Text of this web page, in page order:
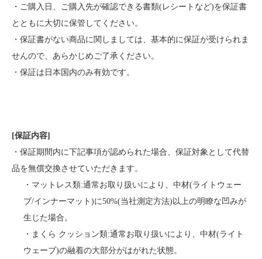
・ご購入日、ご購入先が確認できる書類(レシートなど)を保証書
とともに大切に保管してください。
・保証書がない商品に関しましては、基本的に保証が受けられま
せんので、あらかじめご了承ください。
・保証は日本国内のみ有効です。
[保証内容]
・保証期間内に下記事項が認められた場合、保証対象として代替
品を無償交換させていただきます。
・マットレス類:通常お取り扱いにより、中材(ライトウェー
ブ/インナーマット)に50%(当社測定方法)以上の明瞭な凹みが
生じた場合。
・まくら クッション類:通常お取り扱いにより、中材(ライト
ウェーブ)の融着の大部分がはがれた状態。